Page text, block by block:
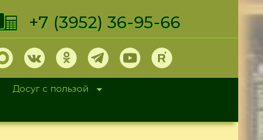
+7 (3952) 36-95-66
Досуг с пользой